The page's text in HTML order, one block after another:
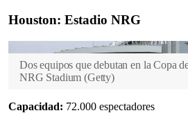
Houston: Estadio NRG
Dos equipos que debutan en la Copa
NRG Stadium (Getty)
Capacidad: 72.000 espectadores